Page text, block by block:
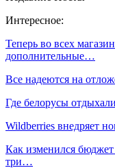
Интересное:
Теперь во всех
дополнительные…
Все надеются на
Где белорусы
Wildberries внедряет
Как изменился
три…